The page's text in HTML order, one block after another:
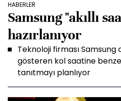
HABERLER
Samsung "akıllı
hazırlanıyor
Teknoloji firması Samsung
gösteren kol saatine
tanıtmayı planlıyor